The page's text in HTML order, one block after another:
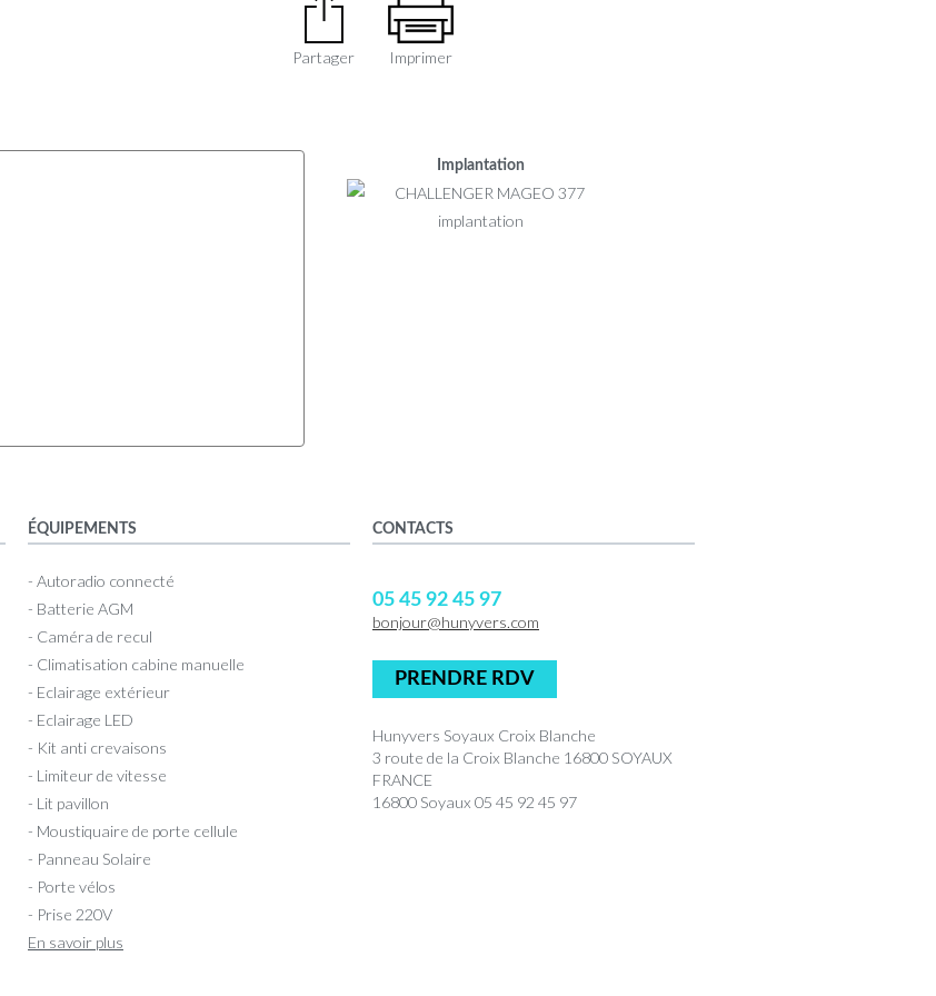
Partager Imprimer
Implantation
ÉQUIPEMENTS
- Autoradio connecté
- Batterie AGM
- Caméra de recul
- Climatisation cabine manuelle
- Eclairage extérieur
- Eclairage LED
- Kit anti crevaisons
- Limiteur de vitesse
- Lit pavillon
- Moustiquaire de porte cellule
- Panneau Solaire
- Porte vélos
- Prise 220V
En savoir plus
CONTACTS
05 45 92 45 97
bonjour@hunyvers.com
PRENDRE RDV
Hunyvers Soyaux Croix Blanche
3 route de la Croix Blanche 16800 SOYAUX
FRANCE
16800 Soyaux 05 45 92 45 97